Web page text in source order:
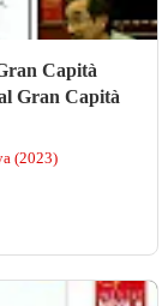
Capità
Gran Capità
(2023)